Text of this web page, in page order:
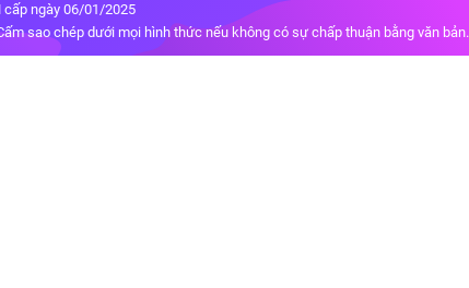
cấp ngày 06/01/2025
sao chép dưới mọi hình thức nếu không có sự chấp thuận bằng văn bản.